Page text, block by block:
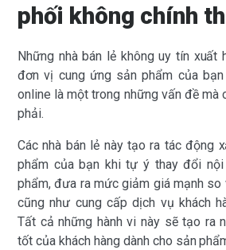
phối không chính
Những nhà bán lẻ không uy tín xuất
đơn vị cung ứng sản phẩm của
online là một trong những vấn đề mà
phải.
Các nhà bán lẻ này tạo ra tác động
phẩm của bạn khi tự ý thay đổi
phẩm, đưa ra mức giảm giá mạnh
cũng như cung cấp dịch vụ khách
Tất cả những hành vi này sẽ tạo ra
tốt của khách hàng dành cho sản